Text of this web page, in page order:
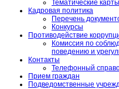
Тематические
Кадровая политика
Перечень
Конкурсы
Противодействие
Комиссия по
поведению и
Контакты
Телефонный
Прием граждан
Подведомственные